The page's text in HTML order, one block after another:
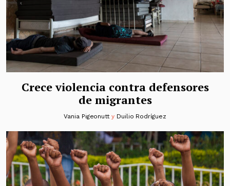
Crece violencia contra defensores
de migrantes
Vania Pigeonutty Duilio Rodríguez